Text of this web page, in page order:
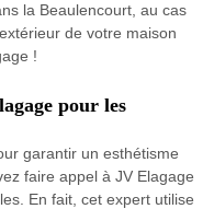
la Beaulencourt, au cas
de votre maison
!
pour les
garantir un esthétisme
faire appel à JV Elagage
En fait, cet expert utilise